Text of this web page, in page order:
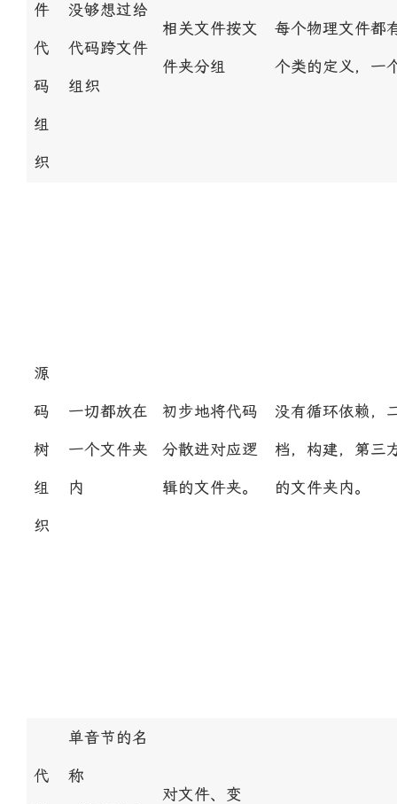
件
代
码
组
织
没够想过给
代码跨文件
组织
相关文件按文
件夹分组
每个物理文件都
个类的定义，一
源
码
树
组
织
一切都放在
一个文件夹
内
初步地将代码
分散进对应逻
辑的文件夹。
没有循环依赖，
档，构建，第三
的文件夹内。
代
单音节的名
称
对文件、变